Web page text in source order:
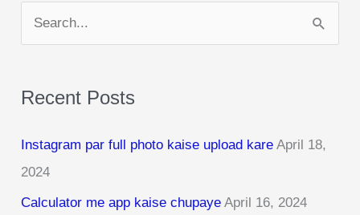
e
r
h
f
o
Recent Posts
Instagram par full photo kaise upload kare April 18,
2024
Calculator me app kaise chupaye April 16, 2024